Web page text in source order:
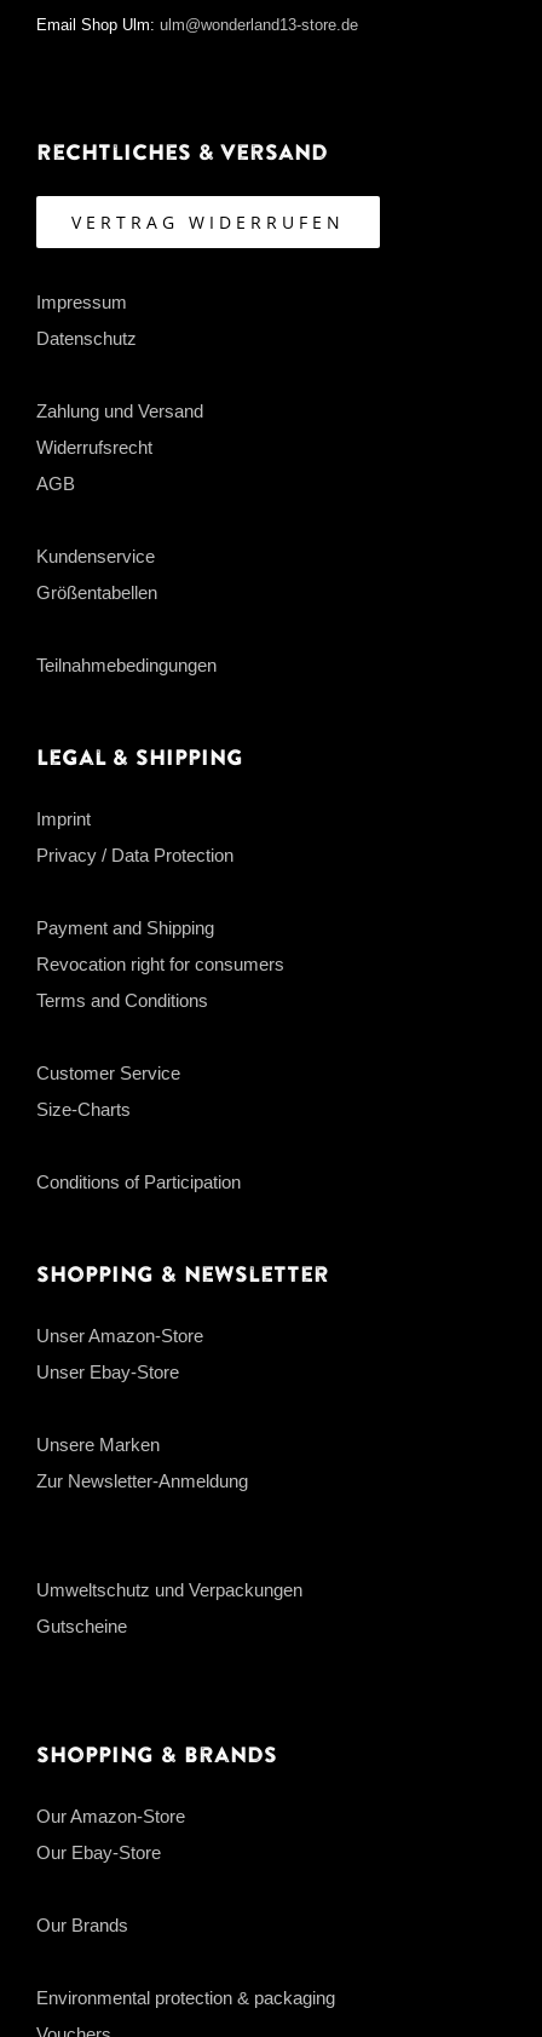
Email Shop Ulm: ulm@wonderland13-store.de
Rechtliches & Versand
VERTRAG WIDERRUFEN
Impressum
Datenschutz
Zahlung und Versand
Widerrufsrecht
AGB
Kundenservice
Größentabellen
Teilnahmebedingungen
Legal & Shipping
Imprint
Privacy / Data Protection
Payment and Shipping
Revocation right for consumers
Terms and Conditions
Customer Service
Size-Charts
Conditions of Participation
Shopping & Newsletter
Unser Amazon-Store
Unser Ebay-Store
Unsere Marken
Zur Newsletter-Anmeldung
Umweltschutz und Verpackungen
Gutscheine
Shopping & Brands
Our Amazon-Store
Our Ebay-Store
Our Brands
Environmental protection & packaging